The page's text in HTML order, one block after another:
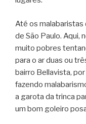
Até os malabaristas
de São Paulo. Aqui,
muito pobres
para o ar duas ou
bairro Bellavista,
fazendo
a garota da trinca
um bom goleiro